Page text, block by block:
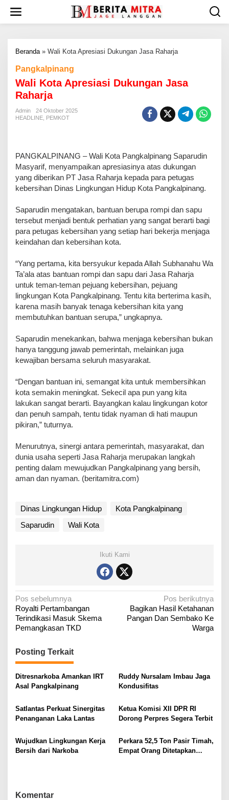
w
Beranda» Wali Kota Apresiasi Dukungan Jasa Raharja
Pangkalpinang
Wali Kota Apresiasi Dukungan Jasa
Raharja
Admin
24 Oktober 2025
HEADLINE PEMKOT
‎PANGKALPINANG – Wali Kota Pangkalpinang Saparudin
Masyarif, menyampaikan apresiasinya atas dukungan
yang diberikan PT Jasa Raharja kepada para petugas
kebersihan Dinas Lingkungan Hidup Kota Pangkalpinang.
‎Saparudin mengatakan, bantuan berupa rompi dan sapu
tersebut menjadi bentuk perhatian yang sangat berarti bagi
para petugas kebersihan yang setiap hari bekerja menjaga
keindahan dan kebersihan kota.
‎“Yang pertama, kita bersyukur kepada Allah Subhanahu Wa
Ta’ala atas bantuan rompi dan sapu dari Jasa Raharja
untuk teman-teman pejuang kebersihan, pejuang
lingkungan Kota Pangkalpinang. Tentu kita berterima kasih,
karena masih banyak tenaga kebersihan kita yang
membutuhkan bantuan serupa,” ungkapnya.
Saparudin menekankan, bahwa menjaga kebersihan bukan
hanya tanggung jawab pemerintah, melainkan juga
kewajiban bersama seluruh masyarakat.
‎“Dengan bantuan ini, semangat kita untuk membersihkan
kota semakin meningkat. Sekecil apa pun yang kita
lakukan sangat berarti. Bayangkan kalau lingkungan kotor
dan penuh sampah, tentu tidak nyaman di hati maupun
pikiran,” tuturnya.
‎Menurutnya, sinergi antara pemerintah, masyarakat, dan
dunia usaha seperti Jasa Raharja merupakan langkah
penting dalam mewujudkan Pangkalpinang yang bersih,
aman dan nyaman. (beritamitra.com)
Dinas Lingkungan Hidup
Kota Pangkalpinang
Saparudin
Wali Kota
Ikuti Kami
N
a
v
g
a
s
p
o
Pos sebelumnya
Royalti Pertambangan
Terindikasi Masuk Skema
Pemangkasan TKD
Pos berikutnya
Bagikan Hasil Ketahanan
Pangan Dan Sembako Ke
Warga
Posting Terkait
Ditresnarkoba Amankan IRT
Asal Pangkalpinang
Ruddy Nursalam Imbau Jaga
Kondusifitas
Satlantas Perkuat Sinergitas
Penanganan Laka Lantas
Ketua Komisi XII DPR RI
Dorong Perpres Segera Terbit
Wujudkan Lingkungan Kerja
Bersih dari Narkoba
Perkara 52,5 Ton Pasir Timah,
Empat Orang Ditetapkan
Komentar